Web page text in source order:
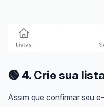
🟢4. Crie sua
Assim que confirmar seu